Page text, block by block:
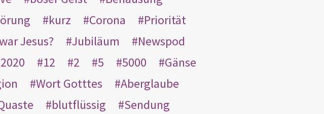
kurz Corona
Priorität
Jesus? Jubiläum
Newspod
12 2 5 5000
Gänse
Wort Gotttes
Aberglaube
blutflüssig
Sendung